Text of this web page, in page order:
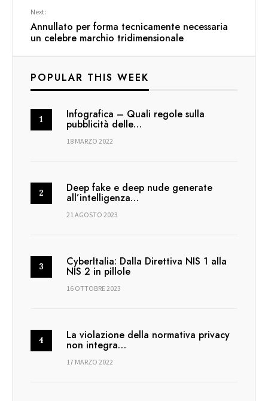
Next:
Annullato per forma tecnicamente necessaria
un celebre marchio tridimensionale
POPULAR THIS WEEK
Infografica – Quali regole sulla
pubblicità delle…
18 MARZO 2022
Deep fake e deep nude generate
all’intelligenza…
21 AGOSTO 2023
CyberItalia: Dalla Direttiva NIS 1 alla
NIS 2 in pillole
16 OTTOBRE 2023
La violazione della normativa privacy
non integra…
17 MARZO 2022